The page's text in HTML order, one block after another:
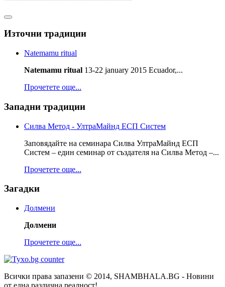
Източни традиции
Natemamu ritual
Natemamu ritual 13-22 january 2015 Ecuador,...
Прочетете още...
Западни традиции
Силва Метод - УлтраМайнд ЕСП Систем
Заповядайте на семинара Силва УлтраМайнд ЕСП
Систем – един семинар от създателя на Силва Метод –...
Прочетете още...
Загадки
Долмени
Долмени
Прочетете още...
Всички права запазени © 2014, SHAMBHALA.BG - Новини
от една различна реалност!